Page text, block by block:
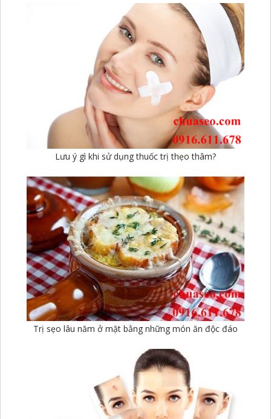
Lưu ý gì khi sử dụng thuốc trị thẹo thâm?
Trị sẹo lâu năm ở mặt bằng những món ăn độc đáo